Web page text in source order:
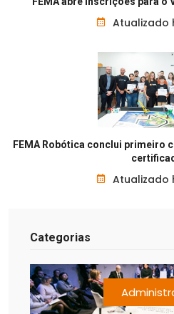
Atualizado
FEMA Robótica conclui primeiro
Atualizado
Categorias